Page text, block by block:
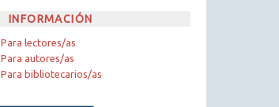
INFORMACIÓN
Para lectores/as
Para autores/as
Para bibliotecarios/as